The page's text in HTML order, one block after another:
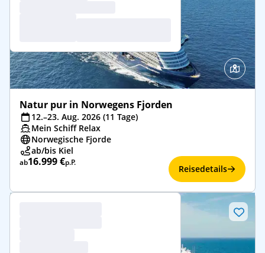
Natur pur in Norwegens Fjorden
12.–23. Aug. 2026 (11 Tage)
Mein Schiff Relax
Norwegische Fjorde
ab/bis Kiel
ab16.999 €p.P.
Reisedetails